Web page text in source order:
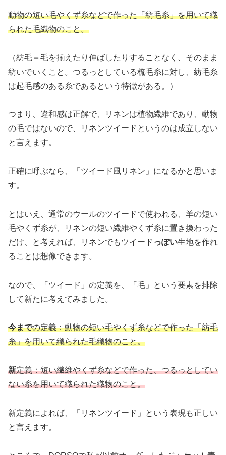
動物の短い毛やくず糸などで作った「紡毛糸」を用いて織
られた毛織物のこと。
（紡毛＝毛を揃えたり伸ばしたりすることなく、そのまま
紡いでいくこと。つるっとしている梳毛糸に対し、紡毛糸
は起毛感のある糸であるという特徴がある。）
つまり、違和感は正解で、リネンは植物繊維であり、動物
の毛ではないので、リネンツイードというのは成立しない
と言えます。
正確に呼ぶなら、「ツイード風リネン」になるかと思いま
す。
とはいえ、通常のウールのツイードで使われる、羊の短い
毛やくず糸が、リネンの短い繊維やくず糸に置き換わった
だけ、と考えれば、リネンでもツイード っぽい生地を作れ
ることは想像できます。
なので、「ツイード」の定義を、「毛」という要素を排除
して新たに考えてみました。
今までの定義：動物の短い毛やくず糸などで作った「紡毛
糸」を用いて織られた毛織物のこと。
新定義：短い繊維やくず糸などで作った、つるっとしてい
ない糸を用いて織られた織物のこと。
新定義によれば、「リネンツイード」という表現も正しい
と言えます。